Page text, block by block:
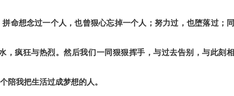
命想念过一个人，也曾狠心忘掉一个人；努力过，也堕落过；同
疯狂与热烈。然后我们一同狠狠挥手，与过去告别，与此刻相
陪我把生活过成梦想的人。